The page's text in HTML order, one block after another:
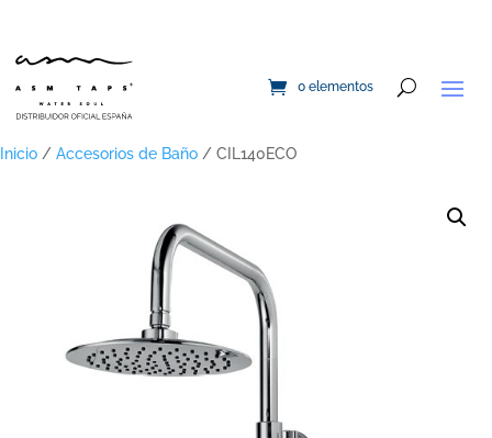
0 elementos
Inicio / Accesorios de Baño / CIL140ECO